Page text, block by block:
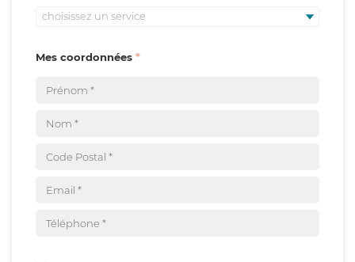
choisissez un service
Mes coordonnées